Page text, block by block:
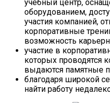
учебный центр,
оборудованием,
участия компанией,
корпоративные
возможность
участие в
которых проводятся
выдаются памятные
благодаря широкой
найти работу